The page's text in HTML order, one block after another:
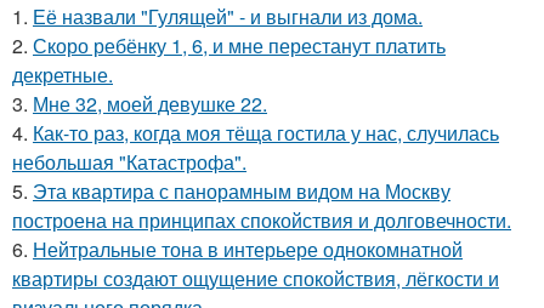
1. Её назвали "Гулящей" - и выгнали из дома.
2. Скоро ребёнку 1, 6, и мне перестанут платить
декретные.
3. Мне 32, моей девушке 22.
4. Как-то раз, когда моя тёща гостила у нас, случилась
небольшая "Катастрофа".
5. Эта квартира с панорамным видом на Москву
построена на принципах спокойствия и долговечности.
6. Нейтральные тона в интерьере однокомнатной
квартиры создают ощущение спокойствия, лёгкости и